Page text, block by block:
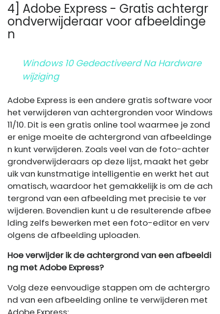
4] Adobe Express - Gratis achtergr
ondverwijderaar voor afbeeldinge
n
Windows 10 Gedeactiveerd Na Hardware
Wijziging
Adobe Express is een andere gratis software voor
het verwijderen van achtergronden voor Windows
11/10. Dit is een gratis online tool waarmee je zond
er enige moeite de achtergrond van afbeeldinge
n kunt verwijderen. Zoals veel van de foto-achter
grondverwijderaars op deze lijst, maakt het gebr
uik van kunstmatige intelligentie en werkt het aut
omatisch, waardoor het gemakkelijk is om de ach
tergrond van een afbeelding met precisie te ver
wijderen. Bovendien kunt u de resulterende afbee
lding zelfs bewerken met een foto-editor en verv
olgens de afbeelding uploaden.
Hoe verwijder ik de achtergrond van een afbeeldi
ng met Adobe Express?
Volg deze eenvoudige stappen om de achtergro
nd van een afbeelding online te verwijderen met